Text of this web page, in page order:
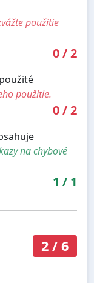
použitie
0/2
použitie.
0/2
na chybové
1 / 1
2/ 6